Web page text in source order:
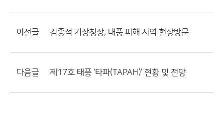
이전글 김종석 기상청장, 태풍 피해 지역 현장방문
다음글 제17호 태풍 ‘타파(TAPAH)’ 현황 및 전망